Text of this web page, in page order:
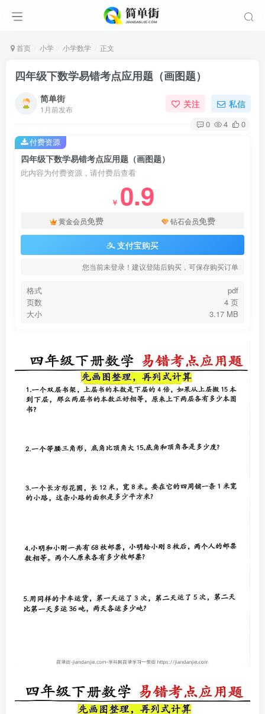
首页 小学 小学数学 正文
四年级下数学易错考点应用题（画图题）
简单街
1月前发布 关注 私信
0 4 0
四年级下数学易错考点应用题（画图题）
此内容为付费资源，请付费后查看
￥ 0.9
黄金会员免费 钻石会员免费
支付宝购买
您当前未登录！建议登陆后购买，可保存购买订单
格式
pdf
页数
4 页
大小
3.17 MB
付费资源